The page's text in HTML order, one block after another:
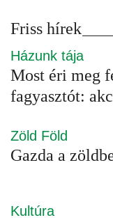
Friss hírek
Házunk tája
Most éri meg
fagyasztót:
Zöld Föld
Gazda a
Kultúra